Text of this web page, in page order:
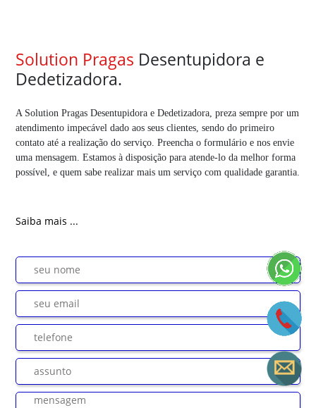
Solution Pragas Desentupidora e
Dedetizadora.
A Solution Pragas Desentupidora e Dedetizadora, preza sempre por um
atendimento impecável dado aos seus clientes, sendo do primeiro
contato até a realização do serviço. Preencha o formulário e nos envie
uma mensagem. Estamos à disposição para atende-lo da melhor forma
possível, e quem sabe realizar mais um serviço com qualidade garantia.
Saiba mais ...